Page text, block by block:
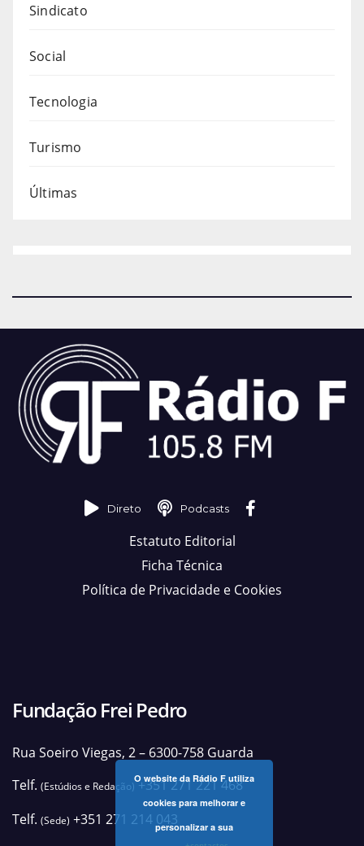
Sindicato
Social
Tecnologia
Turismo
Últimas
Direto Podcasts
Estatuto Editorial
Ficha Técnica
Política de Privacidade e Cookies
Fundação Frei Pedro
Rua Soeiro Viegas, 2 – 6300-758 Guarda
Telf. (Estúdios e Redação)+351 271 221 468
Telf. (Sede) +351 271 214 043
O website da Rádio F utiliza
cookies para melhorar e
personalizar a sua